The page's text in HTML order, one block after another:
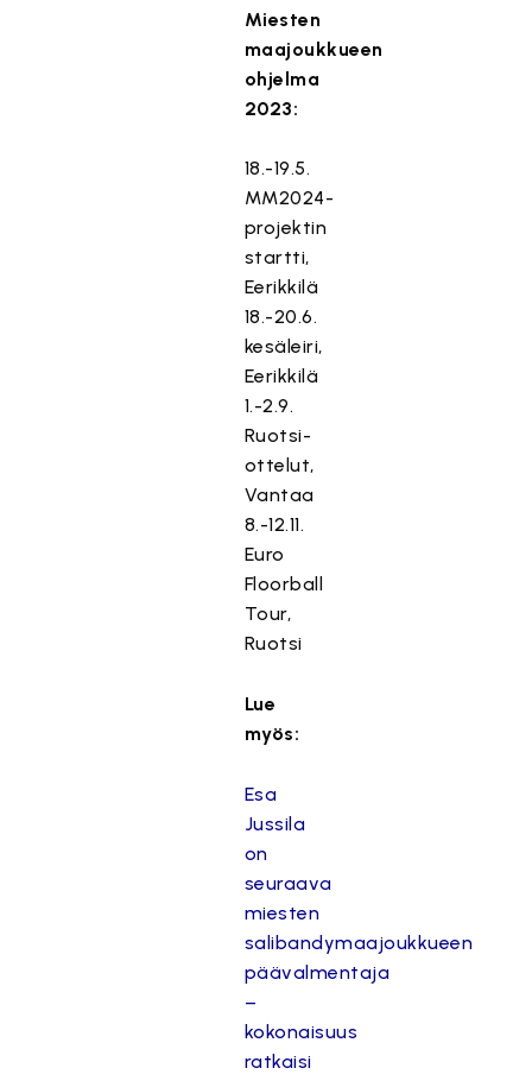
Miesten
maajoukkueen
ohjelma
2023:
18.-19.5.
MM2024-
projektin
startti,
Eerikkilä
18.-20.6.
kesäleiri,
Eerikkilä
1.-2.9.
Ruotsi-
ottelut,
Vantaa
8.-12.11.
Euro
Floorball
Tour,
Ruotsi
Lue
myös:
Esa
Jussila
on
seuraava
miesten
salibandymaajoukkueen
päävalmentaja
–
kokonaisuus
ratkaisi